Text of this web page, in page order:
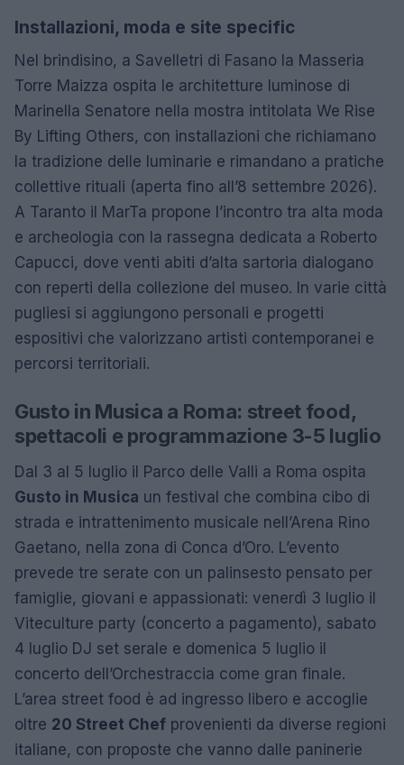
Installazioni, moda e site specific
Nel brindisino, a Savelletri di Fasano la Masseria
Torre Maizza ospita le architetture luminose di
Marinella Senatore nella mostra intitolata We Rise
By Lifting Others, con installazioni che richiamano
la tradizione delle luminarie e rimandano a pratiche
collettive rituali (aperta fino all’8 settembre 2026).
A Taranto il MarTa propone l’incontro tra alta moda
e archeologia con la rassegna dedicata a Roberto
Capucci, dove venti abiti d’alta sartoria dialogano
con reperti della collezione del museo. In varie città
pugliesi si aggiungono personali e progetti
espositivi che valorizzano artisti contemporanei e
percorsi territoriali.
Gusto in Musica a Roma: street food,
spettacoli e programmazione 3-5 luglio
Dal 3 al 5 luglio il Parco delle Valli a Roma ospita
Gusto in Musica un festival che combina cibo di
strada e intrattenimento musicale nell’Arena Rino
Gaetano, nella zona di Conca d’Oro. L’evento
prevede tre serate con un palinsesto pensato per
famiglie, giovani e appassionati: venerdì 3 luglio il
Viteculture party (concerto a pagamento), sabato
4 luglio DJ set serale e domenica 5 luglio il
concerto dell’Orchestraccia come gran finale.
L’area street food è ad ingresso libero e accoglie
oltre 20 Street Chef provenienti da diverse regioni
italiane, con proposte che vanno dalle paninerie